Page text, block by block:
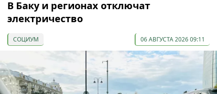
В Баку и регионах отключат
электричество
СОЦИУМ 06 АВГУСТА 2026 09:11